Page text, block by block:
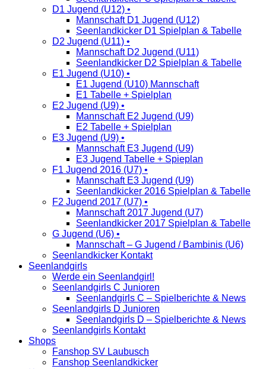
D1 Jugend (U12) •
Mannschaft D1 Jugend (U12)
Seenlandkicker D1 Spielplan & Tabelle
D2 Jugend (U11) •
Mannschaft D2 Jugend (U11)
Seenlandkicker D2 Spielplan & Tabelle
E1 Jugend (U10) •
E1 Jugend (U10) Mannschaft
E1 Tabelle + Spielplan
E2 Jugend (U9) •
Mannschaft E2 Jugend (U9)
E2 Tabelle + Spielplan
E3 Jugend (U9) •
Mannschaft E3 Jugend (U9)
E3 Jugend Tabelle + Spieplan
F1 Jugend 2016 (U7) •
Mannschaft E3 Jugend (U9)
Seenlandkicker 2016 Spielplan & Tabelle
F2 Jugend 2017 (U7) •
Mannschaft 2017 Jugend (U7)
Seenlandkicker 2017 Spielplan & Tabelle
G Jugend (U6) •
Mannschaft – G Jugend / Bambinis (U6)
Seenlandkicker Kontakt
Seenlandgirls
Werde ein Seenlandgirl!
Seenlandgirls C Junioren
Seenlandgirls C – Spielberichte & News
Seenlandgirls D Junioren
Seenlandgirls D – Spielberichte & News
Seenlandgirls Kontakt
Shops
Fanshop SV Laubusch
Fanshop Seenlandkicker